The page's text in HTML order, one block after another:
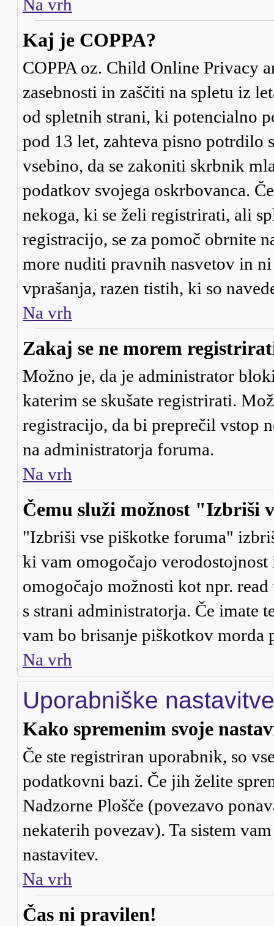
Na vrh
Kaj je COPPA?
COPPA oz. Child Online Privacy
zasebnosti in zaščiti na spletu iz
od spletnih strani, ki potencialno
pod 13 let, zahteva pisno potrdilo
vsebino, da se zakoniti skrbnik
podatkov svojega oskrbovanca.
nekoga, ki se želi registrirati, ali
registracijo, se za pomoč obrnite
more nuditi pravnih nasvetov in
vprašanja, razen tistih, ki so
Na vrh
Zakaj se ne morem
Možno je, da je administrator
katerim se skušate registrirati.
registracijo, da bi preprečil vstop
na administratorja foruma.
Na vrh
Čemu služi možnost "Izbriši
"Izbriši vse piškotke foruma"
ki vam omogočajo
omogočajo možnosti kot npr.
s strani administratorja. Če imate
vam bo brisanje piškotkov morda
Na vrh
Uporabniške nastavitve
Kako spremenim svoje
Če ste registriran uporabnik, so
podatkovni bazi. Če jih želite
Nadzorne Plošče (povezavo
nekaterih povezav). Ta sistem
nastavitev.
Na vrh
Čas ni pravilen!